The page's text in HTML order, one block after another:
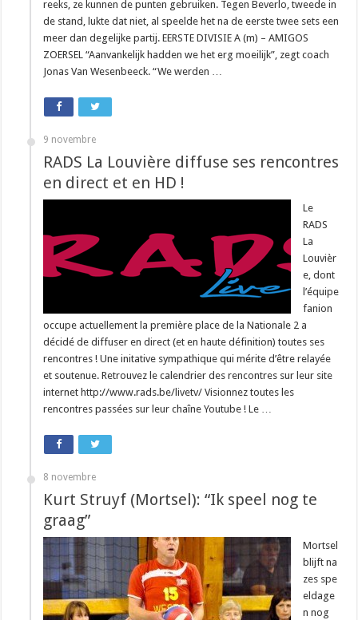
reeks, ze kunnen de punten gebruiken. Tegen Beverlo, tweede in
de stand, lukte dat niet, al speelde het na de eerste twee sets een
meer dan degelijke partij. EERSTE DIVISIE A (m) – AMIGOS
ZOERSEL “Aanvankelijk hadden we het erg moeilijk”, zegt coach
Jonas Van Wesenbeeck. “We werden …
9 novembre
RADS La Louvière diffuse ses rencontres
en direct et en HD !
Le
RADS
La
Louvièr
e, dont
l’équipe
fanion
occupe actuellement la première place de la Nationale 2 a
décidé de diffuser en direct (et en haute définition) toutes ses
rencontres ! Une initative sympathique qui mérite d’être relayée
et soutenue. Retrouvez le calendrier des rencontres sur leur site
internet http://www.rads.be/livetv/ Visionnez toutes les
rencontres passées sur leur chaîne Youtube ! Le …
8 novembre
Kurt Struyf (Mortsel): “Ik speel nog te
graag”
Mortsel
blijft na
zes spe
eldage
n nog